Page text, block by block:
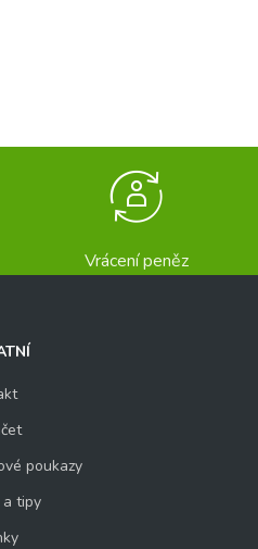
Vrácení peněz
poukazy
a tipy